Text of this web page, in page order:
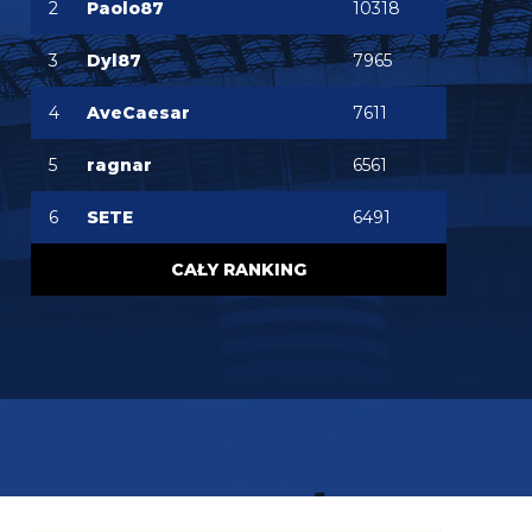
Ważniejsze mamy pozycje do obstawienia
FENDI_SOSA
Jones to juz dawno ma w dupie azalio tego całego
od stycznia go ściąga i nie może
chonciak 06.08.2026 21:55
chonciak 06.08.2026 21:54
2 Paolo87 10318
3 Dyl87 7965
4 AveCaesar 7611
5 ragnar 6561
6 SETE 6491
CAŁY RANKING